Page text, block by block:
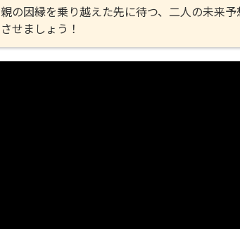
親の因縁を乗り越えた先に待つ、二人の未来
させましょう！